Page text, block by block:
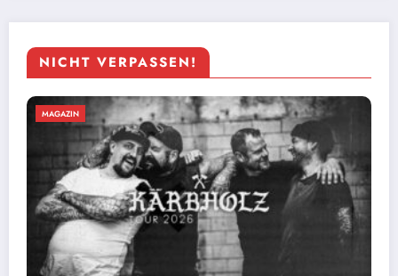
NICHT VERPASSEN!
MAGAZIN